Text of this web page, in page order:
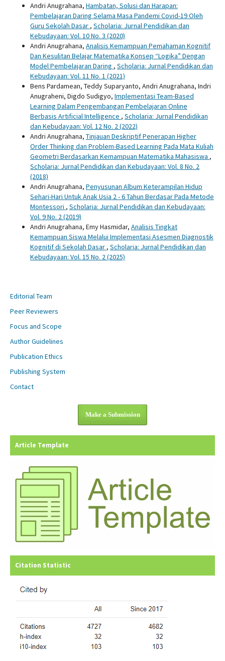
Andri Anugrahana, Hambatan, Solusi dan Harapan:
Pembelajaran Daring Selama Masa Pandemi Covid-19 Oleh
Guru Sekolah Dasar , Scholaria: Jurnal Pendidikan dan
Kebudayaan: Vol. 10 No. 3 (2020)
Andri Anugrahana, Analisis Kemampuan Pemahaman Kognitif
Dan Kesulitan Belajar Matematika Konsep “Logika” Dengan
Model Pembelajaran Daring , Scholaria: Jurnal Pendidikan dan
Kebudayaan: Vol. 11 No. 1 (2021)
Bens Pardamean, Teddy Suparyanto, Andri Anugrahana, Indri
Anugraheni, Digdo Sudigyo, Implementasi Team-Based
Learning Dalam Pengembangan Pembelajaran Online
Berbasis Artificial Intelligence , Scholaria: Jurnal Pendidikan
dan Kebudayaan: Vol. 12 No. 2 (2022)
Andri Anugrahana, Tinjauan Deskriptif Penerapan Higher
Order Thinking dan Problem-Based Learning Pada Mata Kuliah
Geometri Berdasarkan Kemampuan Matematika Mahasiswa ,
Scholaria: Jurnal Pendidikan dan Kebudayaan: Vol. 8 No. 2
(2018)
Andri Anugrahana, Penyusunan Album Keterampilan Hidup
Sehari-Hari Untuk Anak Usia 2 - 6 Tahun Berdasar Pada Metode
Montessori , Scholaria: Jurnal Pendidikan dan Kebudayaan:
Vol. 9 No. 2 (2019)
Andri Anugrahana, Emy Hasmidar, Analisis Tingkat
Kemampuan Siswa Melalui Implementasi Asesmen Diagnostik
Kognitif di Sekolah Dasar , Scholaria: Jurnal Pendidikan dan
Kebudayaan: Vol. 15 No. 2 (2025)
Editorial Team
Peer Reviewers
Focus and Scope
Author Guidelines
Publication Ethics
Publishing System
Contact
Make a Submission
Article Template
Citation Statistic